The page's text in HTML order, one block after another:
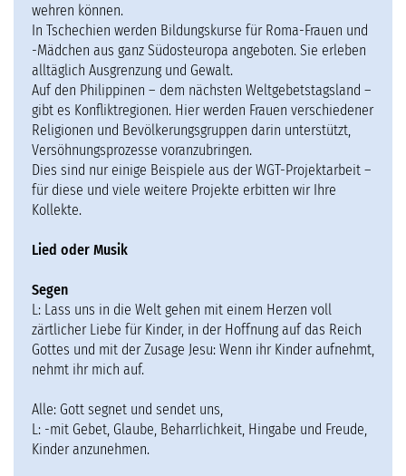
wehren können.
In Tschechien werden Bildungskurse für Roma-Frauen und
-Mädchen aus ganz Südosteuropa angeboten. Sie erleben
alltäglich Ausgrenzung und Gewalt.
Auf den Philippinen – dem nächsten Weltgebetstagsland –
gibt es Konfliktregionen. Hier werden Frauen verschiedener
Religionen und Bevölkerungsgruppen darin unterstützt,
Versöhnungsprozesse voranzubringen.
Dies sind nur einige Beispiele aus der WGT-Projektarbeit –
für diese und viele weitere Projekte erbitten wir Ihre
Kollekte.
Lied oder Musik
Segen
L: Lass uns in die Welt gehen mit einem Herzen voll
zärtlicher Liebe für Kinder, in der Hoffnung auf das Reich
Gottes und mit der Zusage Jesu: Wenn ihr Kinder aufnehmt,
nehmt ihr mich auf.
Alle: Gott segnet und sendet uns,
L: -mit Gebet, Glaube, Beharrlichkeit, Hingabe und Freude,
Kinder anzunehmen.